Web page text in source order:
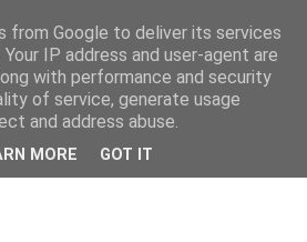
from Google to deliver its services
IP address and user-agent are
with performance and security
of service, generate usage
and address abuse.
MORE GOT IT